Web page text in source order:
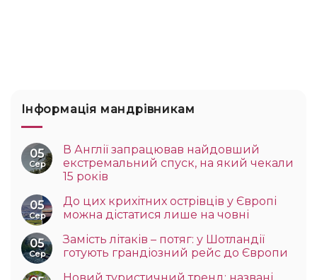
Інформація мандрівникам
05
Сер
В Англії запрацював найдовший
екстремальний спуск, на який чекали
15 років
05
Сер
До цих крихітних острівців у Європі
можна дістатися лише на човні
05
Сер
Замість літаків – потяг: у Шотландії
готують грандіозний рейс до Європи